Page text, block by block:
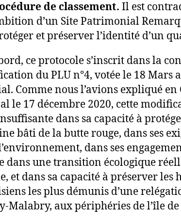
de classement. Il est
d’un Site Patrimonial
et préserver l’identité d’un
ce protocole s’inscrit dans la
du PLU n°4, votée le 18 Mars
Comme nous l’avions expliqué en
le 17 décembre 2020, cette
dans sa capacité à
bâti de la butte rouge, dans ses
dans ses
dans une transition écologique
et dans sa capacité à préserver les
les plus démunis d’une
Malabry, aux périphéries de l’île de